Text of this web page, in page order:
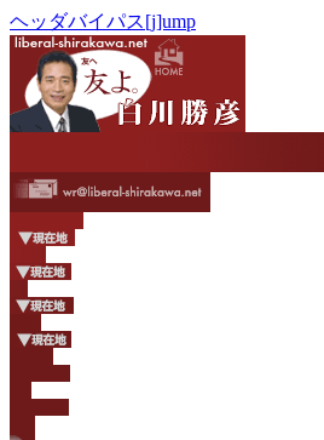
ヘッダバイパス[j]ump